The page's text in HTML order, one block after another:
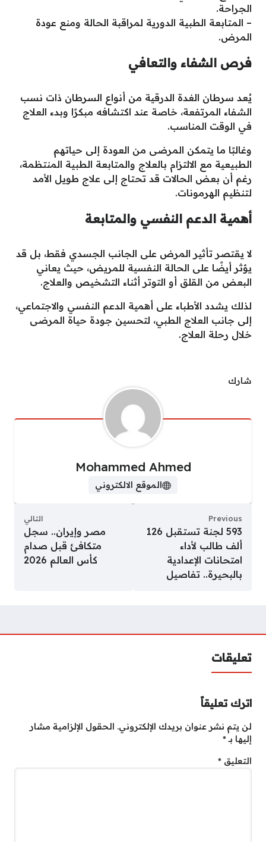
الجراحة.
– المتابعة الطبية الدورية لمراقبة الحالة ومنع عودة
المرض.
فرص الشفاء والتعافي
يُعد سرطان الغدة الدرقية من أنواع السرطان ذات نسب
الشفاء المرتفعة، خاصة عند اكتشافه مبكرًا وبدء العلاج
في الوقت المناسب.
وغالبًا ما يتمكن المرضى من العودة إلى حياتهم
الطبيعية مع الالتزام بالعلاج والمتابعة الطبية المنتظمة،
رغم أن بعض الحالات قد تحتاج إلى علاج طويل الأمد
لتنظيم الهرمونات.
أهمية الدعم النفسي والمتابعة
لا يقتصر تأثير المرض على الجانب الجسدي فقط، بل قد
يؤثر أيضًا على الحالة النفسية للمريض، حيث يعاني
البعض من القلق أو التوتر أثناء التشخيص والعلاج.
لذلك يشدد الأطباء على أهمية الدعم النفسي والاجتماعي،
إلى جانب العلاج الطبي، لتحسين جودة حياة المرضى
خلال رحلة العلاج.
شارك
Mohammed Ahmed
الموقع الالكتروني
Previous
593 لجنة تستقبل 126
ألف طالب لأداء
امتحانات الإعدادية
بالبحيرة.. تفاصيل
التالي
مصر وإيران.. سجل
متكافئ قبل صدام
كأس العالم 2026
تعليقات
اترك تعليقاً
لن يتم نشر عنوان بريدك الإلكتروني. الحقول الإلزامية مشار
إليها بـ*
التعليق *